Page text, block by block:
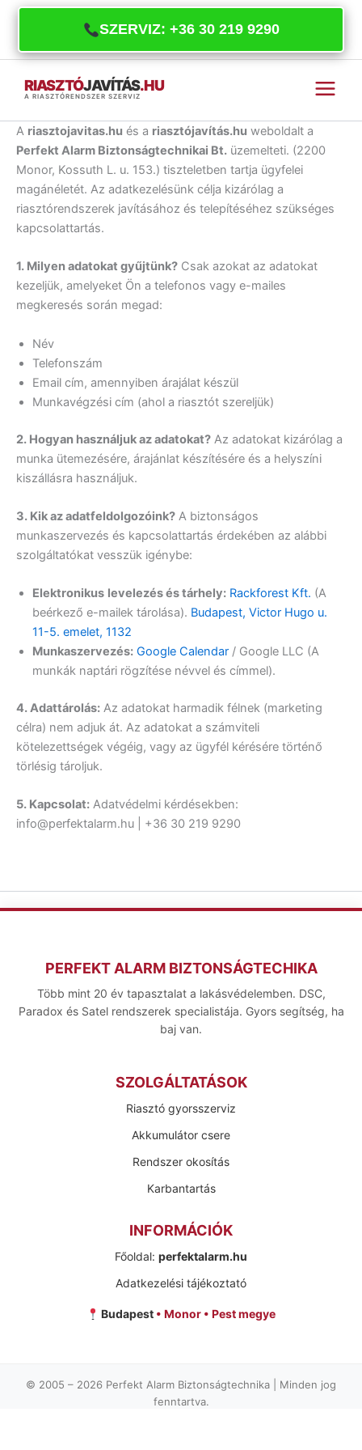
SZERVIZ: +36 30 219 9290
RIASZTÓJAVÍTÁS.HU
A RIASZTÓRENDSZER SZERVIZ
A riasztojavitas.hu és a riasztójavítás.hu weboldalt a
Perfekt Alarm Biztonságtechnikai Bt. üzemelteti. (2200
Monor, Kossuth L. u. 153.) tiszteletben tartja ügyfelei
magánéletét. Az adatkezelésünk célja kizárólag a
riasztórendszerek javításához és telepítéséhez szükséges
kapcsolattartás.
1. Milyen adatokat gyűjtünk? Csak azokat az adatokat
kezeljük, amelyeket Ön a telefonos vagy e-mailes
megkeresés során megad:
Név
Telefonszám
Email cím, amennyiben árajálat készül
Munkavégzési cím (ahol a riasztót szereljük)
2. Hogyan használjuk az adatokat? Az adatokat kizárólag a
munka ütemezésére, árajánlat készítésére és a helyszíni
kiszállásra használjuk.
3. Kik az adatfeldolgozóink? A biztonságos
munkaszervezés és kapcsolattartás érdekében az alábbi
szolgáltatókat vesszük igénybe:
Elektronikus levelezés és tárhely: Rackforest Kft. (A
beérkező e-mailek tárolása). Budapest, Victor Hugo u.
11-5. emelet, 1132
Munkaszervezés: Google Calendar / Google LLC (A
munkák naptári rögzítése névvel és címmel).
4. Adattárolás: Az adatokat harmadik félnek (marketing
célra) nem adjuk át. Az adatokat a számviteli
kötelezettségek végéig, vagy az ügyfél kérésére történő
törlésig tároljuk.
5. Kapcsolat: Adatvédelmi kérdésekben:
info@perfektalarm.hu | +36 30 219 9290
PERFEKT ALARM BIZTONSÁGTECHIKA
Több mint 20 év tapasztalat a lakásvédelemben. DSC,
Paradox és Satel rendszerek specialistája. Gyors segítség, ha
baj van.
SZOLGÁLTATÁSOK
Riasztó gyorsszerviz
Akkumulátor csere
Rendszer okosítás
Karbantartás
INFORMÁCIÓK
Főoldal: perfektalarm.hu
Adatkezelési tájékoztató
Budapest • Monor • Pest megye
© 2005 – 2026 Perfekt Alarm Biztonságtechnika | Minden jog
fenntartva.